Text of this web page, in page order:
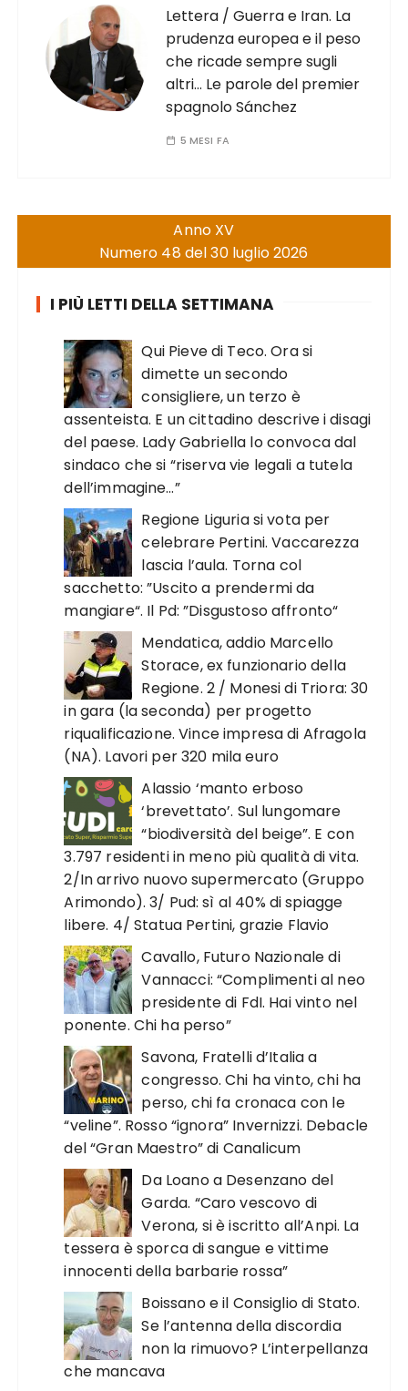
Lettera / Guerra e Iran. La
prudenza europea e il peso
che ricade sempre sugli
altri… Le parole del premier
spagnolo Sánchez
5 MESI FA
Anno XV
Numero 48 del 30 luglio 2026
I PIÙ LETTI DELLA SETTIMANA
Qui Pieve di Teco. Ora si
dimette un secondo
consigliere, un terzo è
assenteista. E un cittadino descrive i disagi
del paese. Lady Gabriella lo convoca dal
sindaco che si “riserva vie legali a tutela
dell’immagine…”
Regione Liguria si vota per
celebrare Pertini. Vaccarezza
lascia l’aula. Torna col
sacchetto: ”Uscito a prendermi da
mangiare“. Il Pd: ”Disgustoso affronto“
Mendatica, addio Marcello
Storace, ex funzionario della
Regione. 2 / Monesi di Triora: 30
in gara (la seconda) per progetto
riqualificazione. Vince impresa di Afragola
(NA). Lavori per 320 mila euro
Alassio ‘manto erboso
‘brevettato’. Sul lungomare
“biodiversità del beige”. E con
3.797 residenti in meno più qualità di vita.
2/In arrivo nuovo supermercato (Gruppo
Arimondo). 3/ Pud: sì al 40% di spiagge
libere. 4/ Statua Pertini, grazie Flavio
Cavallo, Futuro Nazionale di
Vannacci: “Complimenti al neo
presidente di FdI. Hai vinto nel
ponente. Chi ha perso”
Savona, Fratelli d’Italia a
congresso. Chi ha vinto, chi ha
perso, chi fa cronaca con le
“veline”. Rosso “ignora” Invernizzi. Debacle
del “Gran Maestro” di Canalicum
Da Loano a Desenzano del
Garda. “Caro vescovo di
Verona, si è iscritto all’Anpi. La
tessera è sporca di sangue e vittime
innocenti della barbarie rossa”
Boissano e il Consiglio di Stato.
Se l’antenna della discordia
non la rimuovo? L’interpellanza
che mancava